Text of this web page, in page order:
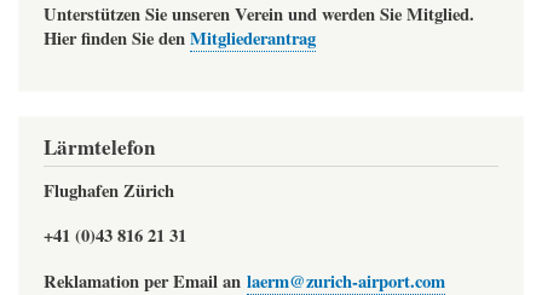
Unterstützen Sie unseren Verein und werden Sie Mitglied.
Hier finden Sie denMitgliederantrag
Lärmtelefon
Flughafen Zürich
+41 (0)43 816 21 31
Reklamation per Email an laerm@zurich-airport.com